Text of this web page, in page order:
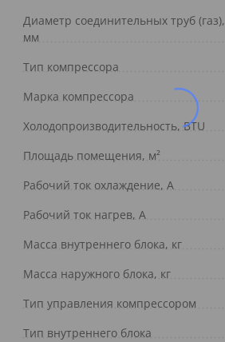
Диаметр соединительных труб (газ),
мм
Тип компрессора
Марка компрессора
Холодопроизводительность, BTU
Площадь помещения, м²
Рабочий ток охлаждение, А
Рабочий ток нагрев, А
Масса внутреннего блока, кг
Масса наружного блока, кг
Тип управления компрессором
Тип внутреннего блока